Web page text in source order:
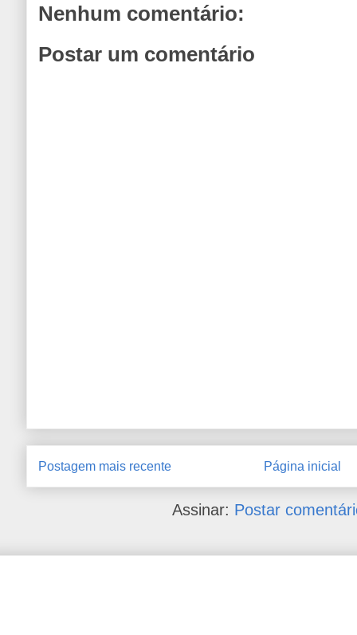
Nenhum comentário:
Postar um comentário
Postagem mais recente Página inicial
Assinar: Postar